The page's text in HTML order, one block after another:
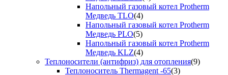
Напольный газовый котел Protherm
Медведь TLO(4)
Напольный газовый котел Protherm
Медведь PLO(5)
Напольный газовый котел Protherm
Медведь KLZ(4)
Теплоносители (антифриз) для отопления(9)
Теплоноситель Thermagent -65(3)